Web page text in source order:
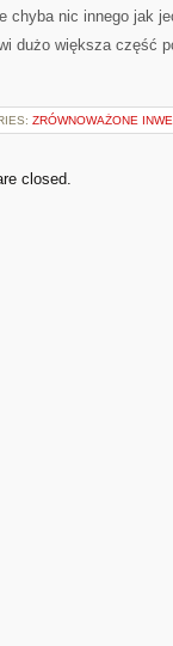
chyba nic innego jak
dużo większa część
ZRÓWNOWAŻONE
closed.